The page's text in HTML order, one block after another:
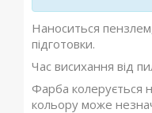
Наноситься
підготовки.
Час висихання від
Фарба колерується
кольору може